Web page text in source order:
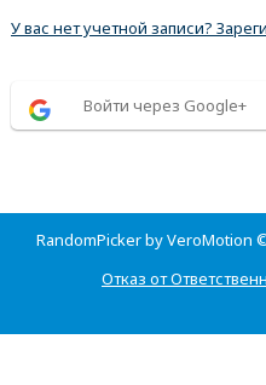
У вас нет учетной записи?
Войти через Google+
RandomPicker by VeroMotion
Отказ от